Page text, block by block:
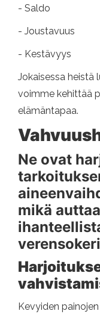
- Saldo
- Joustavuus
- Kestävyys
Jokaisessa heistä
voimme kehittää
elämäntapaa.
Ne ovat
mikä
Kevyiden